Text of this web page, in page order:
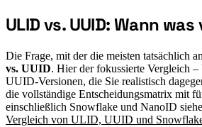
#
ULID vs. UUID: Wann
Die Frage, mit der die meisten tatsächlich
vs. UUID. Hier der fokussierte Vergleich
UUID-Versionen, die Sie realistisch
die vollständige Entscheidungsmatrix mit
einschließlich Snowflake und NanoID
Vergleich von ULID, UUID und